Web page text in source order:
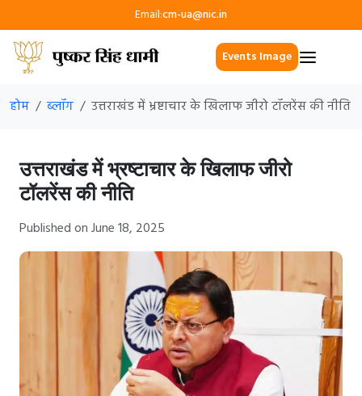
Email:cm-ua@nic.in
Events Image
होम ब्लॉग उत्तराखंड में भ्रष्टाचार के खिलाफ जीरो टॉलरेंस की नीति
उत्तराखंड में भ्रष्टाचार के खिलाफ जीरो
टॉलरेंस की नीति
Published on June 18, 2025